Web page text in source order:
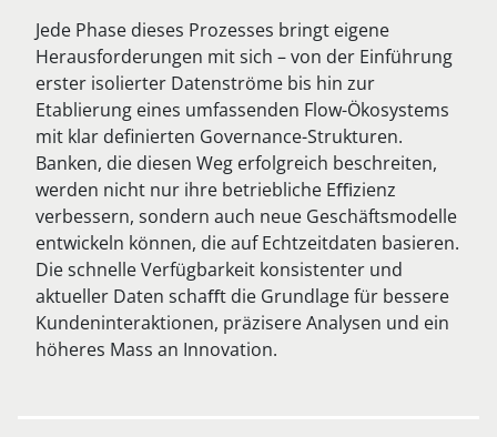
Jede Phase dieses Prozesses bringt eigene
Herausforderungen mit sich – von der Einführung
erster isolierter Datenströme bis hin zur
Etablierung eines umfassenden Flow-Ökosystems
mit klar definierten Governance-Strukturen.
Banken, die diesen Weg erfolgreich beschreiten,
werden nicht nur ihre betriebliche Eﬃzienz
verbessern, sondern auch neue Geschäftsmodelle
entwickeln können, die auf Echtzeitdaten basieren.
Die schnelle Verfügbarkeit konsistenter und
aktueller Daten schaﬀt die Grundlage für bessere
Kundeninteraktionen, präzisere Analysen und ein
höheres Mass an Innovation.